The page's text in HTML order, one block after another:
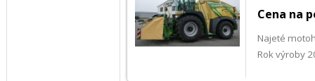
Cena na
Najeté
Rok výroby